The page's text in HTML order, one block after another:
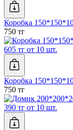
Коробка
750 тг
605 тг от 10 шт.
Коробка
750 тг
390 тг от 10 шт.